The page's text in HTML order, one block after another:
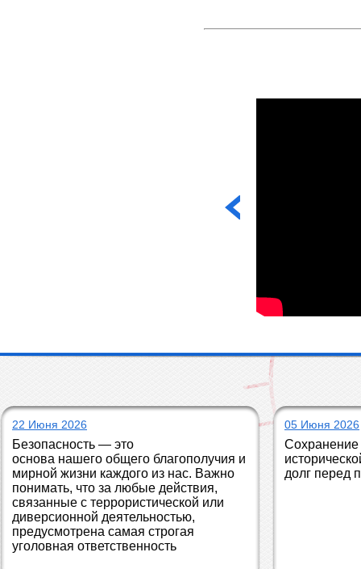
22 Июня 2026
Безопасность — это
основа нашего общего благополучия и
мирной жизни каждого из нас. Важно
понимать, что за любые действия,
связанные с террористической или
диверсионной деятельностью,
предусмотрена самая строгая
уголовная ответственность
05 Июня 2026
Сохранение
долг перед